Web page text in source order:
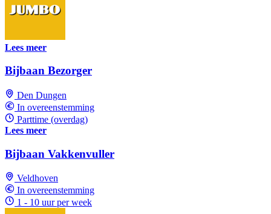
Lees meer
Bijbaan Bezorger
Den Dungen
In overeenstemming
Parttime (overdag)
Lees meer
Bijbaan Vakkenvuller
Veldhoven
In overeenstemming
1 - 10 uur per week